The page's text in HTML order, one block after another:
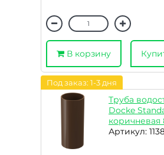
В корзину
Под заказ: 1-3 дня
Труба
Docke
коричневая
Артикул: